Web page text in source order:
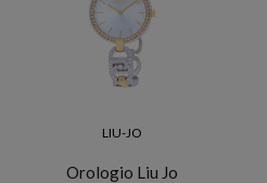
LIU-JO
Orologio Liu Jo